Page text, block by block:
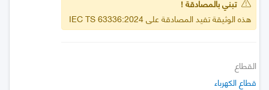
تبني بالمصادقة !
هذه الوثيقة تفيد المصادقة على IEC TS 63336:2024
القطاع
قطاع الكهرباء